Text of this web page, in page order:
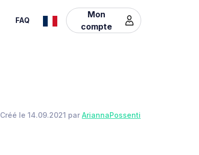
FAQ
Mon
compte
Créé le 14.09.2021 par AriannaPossenti